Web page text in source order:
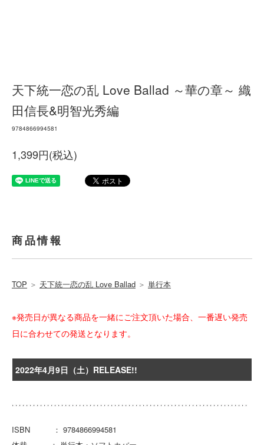
天下統一恋の乱 Love Ballad ～華の章～ 織
田信長&明智光秀編
9784866994581
1,399円(税込)
商品情報
TOP ＞ 天下統一恋の乱 Love Ballad ＞ 単行本
※発売日が異なる商品を一緒にご注文頂いた場合、一番遅い発売
日に合わせての発送となります。
2022年4月9日（土）RELEASE!!
ISBN ： 9784866994581